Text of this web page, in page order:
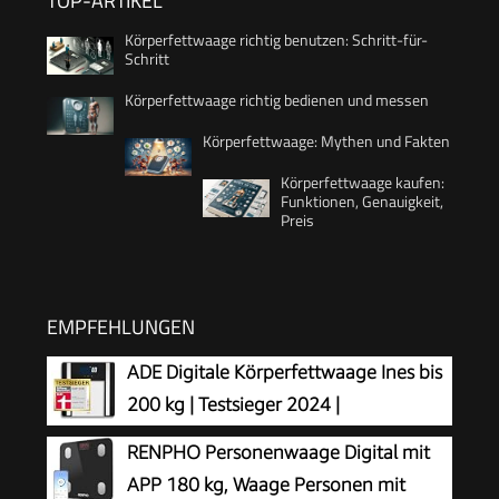
Körperfettwaage richtig benutzen: Schritt-für-
Schritt
Körperfettwaage richtig bedienen und messen
Körperfettwaage: Mythen und Fakten
Körperfettwaage kaufen:
Funktionen, Genauigkeit,
Preis
EMPFEHLUNGEN
ADE Digitale Körperfettwaage Ines bis
200 kg | Testsieger 2024 |
Personenwaage mit Körperfettanalyse,
BMI, Muskelmasse, Körperwasser, Gewicht, BMR |
RENPHO Personenwaage Digital mit
APP 180 kg, Waage Personen mit